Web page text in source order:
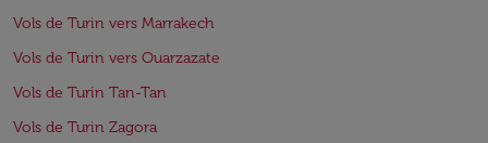
Vols de Turin vers Marrakech
Vols de Turin vers Ouarzazate
Vols de Turin Tan-Tan
Vols de Turin Zagora